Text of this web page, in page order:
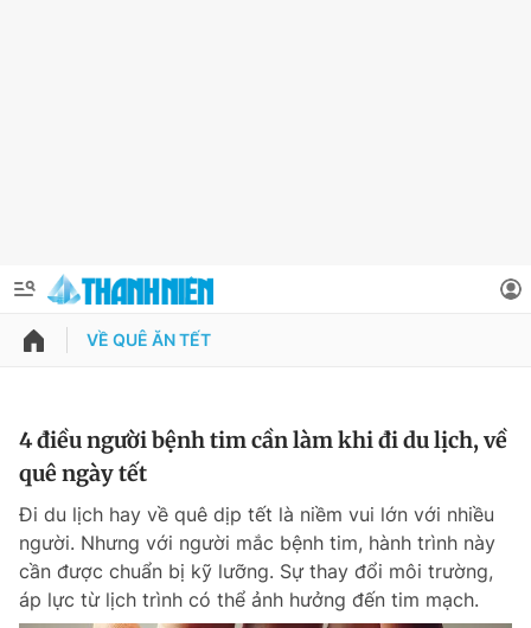
QUẢNG CÁO
Chuyên mục khác
Chào ngày mới Tin 24h
Thông tin tài khoản
Đổi mật khẩu
Tin đã lưu
Tin đã xem
VỀ QUÊ ĂN TẾT
4 điều người bệnh tim cần làm khi đi du lịch, về
quê ngày tết
Đi du lịch hay về quê dịp tết là niềm vui lớn với nhiều
người. Nhưng với người mắc bệnh tim, hành trình này
cần được chuẩn bị kỹ lưỡng. Sự thay đổi môi trường,
áp lực từ lịch trình có thể ảnh hưởng đến tim mạch.